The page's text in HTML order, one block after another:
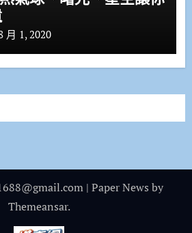
月 1, 2020
| Paper News by
Themeansar.